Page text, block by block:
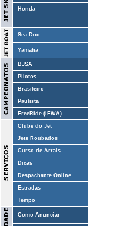
Honda
Sea Doo
Yamaha
BJSA
Pilotos
Brasileiro
Paulista
FreeRide (IFWA)
Clube do Jet
Jets Roubados
Curso de Arrais
Dicas
Despachante Online
Estradas
Tempo
Como Anunciar